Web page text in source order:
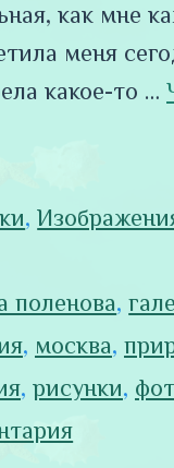
как мне
меня
какое-то …
,
поленова,
, москва,
, рисунки,